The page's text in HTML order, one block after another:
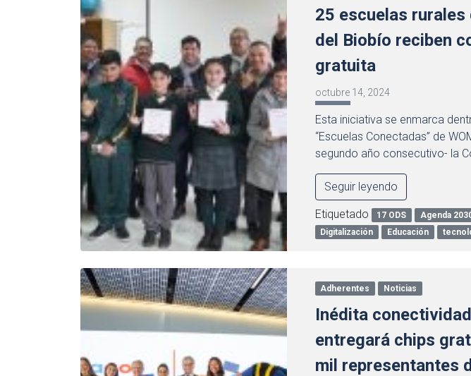
25 escuelas rurales
del Biobío reciben
gratuita
octubre 14, 2024
Esta iniciativa se enmarca
“Escuelas Conectadas” de
segundo año consecutivo- la
Seguir leyendo
Etiquetado 17 ODS Agenda
Digitalización
Educación
Adherentes Noticias
Inédita
entregará chips
mil representantes